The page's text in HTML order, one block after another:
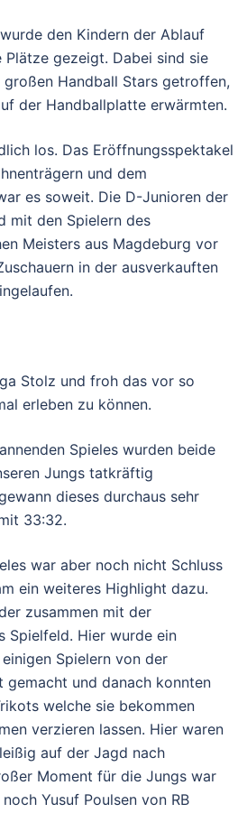
den Kindern der Ablauf
gezeigt. Dabei sind sie
Handball Stars getroffen,
der Handballplatte erwärmten.
los. Das Eröffnungsspektakel
und dem
es soweit. Die D-Junioren der
mit den Spielern des
Meisters aus Magdeburg vor
in der ausverkauften
Stolz und froh das vor so
erleben zu können.
Spieles wurden beide
Jungs tatkräftig
dieses durchaus sehr
33:32.
war aber noch nicht Schluss
ein weiteres Highlight dazu.
zusammen mit der
Spielfeld. Hier wurde ein
Spielern von der
gemacht und danach konnten
welche sie bekommen
verzieren lassen. Hier waren
auf der Jagd nach
Moment für die Jungs war
Yusuf Poulsen von RB